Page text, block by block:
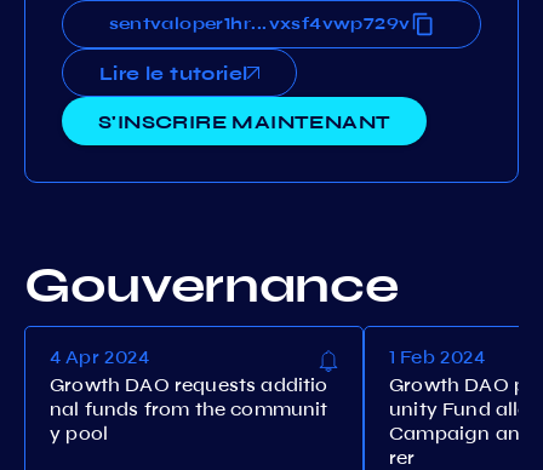
...
Lire le tutoriel
S'INSCRIRE MAINTENANT
Gouvernance
4 Apr 2024
Growth DAO requests additio
nal funds from the communit
y pool
1 Feb 2024
Growth DAO
unity Fund
Campaign and
rer